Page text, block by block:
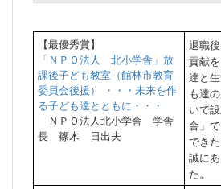
【最優秀賞】
「ＮＰＯ法人 北小学舎」放
課後子ども教室（館林市教育
委員会後援） ・・・未来を作
る子ども達とともに・・・
ＮＰＯ法人北小学舎 学舎
長 篠木 日出夫
退職
貢献
達と
も達
いで
舎」
でき
誠に
た。